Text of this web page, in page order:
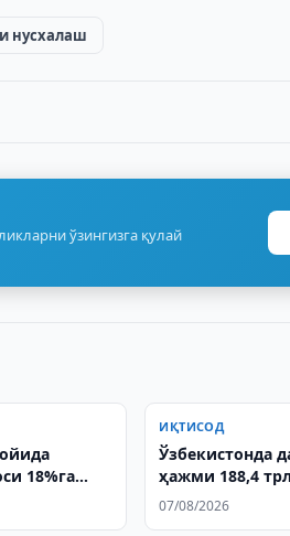
нусхалаш
ўзингизга қулай
18%га
ИҚТИСОД
Ўзбекистонда
ҳажми 188,4
07/08/2026